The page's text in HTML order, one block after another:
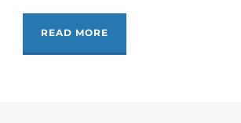
READ MORE